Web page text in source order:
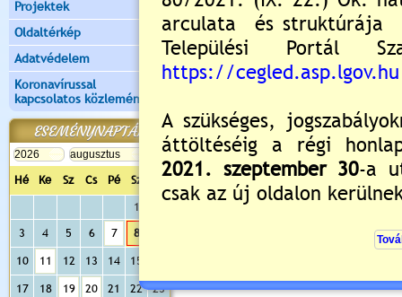
Projektek
Oldaltérkép
Adatvédelem
Koronavírussal
kapcsolatos közlemények
ESEMÉNYNAPTÁR
Hé Ke Sz Cs Pé Sz
Va
1
3
4 5 6 7 8
10 11 12 13 14 15
17 18 19 20 21 22
23
Még nincsenek hozzászólások